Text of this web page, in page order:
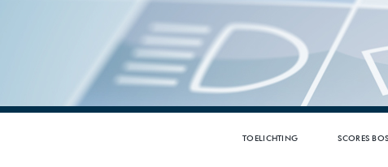
TOELICHTING SCORES